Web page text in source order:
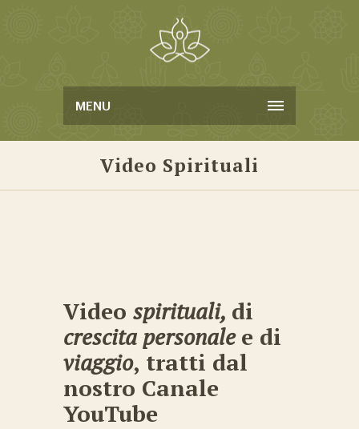
MENU
Video Spirituali
Video spirituali, di
crescita personalee di
viaggio, tratti dal
nostro Canale
YouTube